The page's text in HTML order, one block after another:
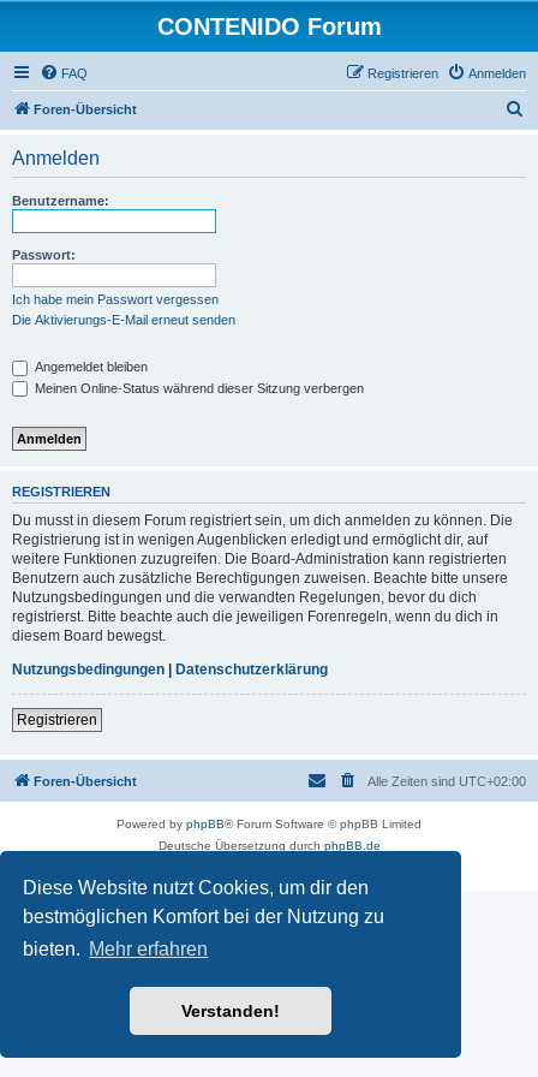
Diese Website nutzt Cookies, um dir den
bestmöglichen Komfort bei der Nutzung zu
bieten. Mehr erfahren
Verstanden!
CONTENIDO Forum
FAQ Anmelden
Registrieren
Foren-Übersicht
Anmelden
Benutzername:
Passwort:
Ich habe mein Passwort vergessen
Die Aktivierungs-E-Mail erneut senden
Angemeldet bleiben
Meinen Online-Status während dieser Sitzung verbergen
REGISTRIEREN
Du musst in diesem Forum registriert sein, um dich anmelden zu können. Die
Registrierung ist in wenigen Augenblicken erledigt und ermöglicht dir, auf
weitere Funktionen zuzugreifen. Die Board-Administration kann registrierten
Benutzern auch zusätzliche Berechtigungen zuweisen. Beachte bitte unsere
Nutzungsbedingungen und die verwandten Regelungen, bevor du dich
registrierst. Bitte beachte auch die jeweiligen Forenregeln, wenn du dich in
diesem Board bewegst.
Nutzungsbedingungen | Datenschutzerklärung
Registrieren
Foren-Übersicht Alle Zeiten sind UTC+02:00
Powered by phpBB® Forum Software © phpBB Limited
Deutsche Übersetzung durch phpBB.de